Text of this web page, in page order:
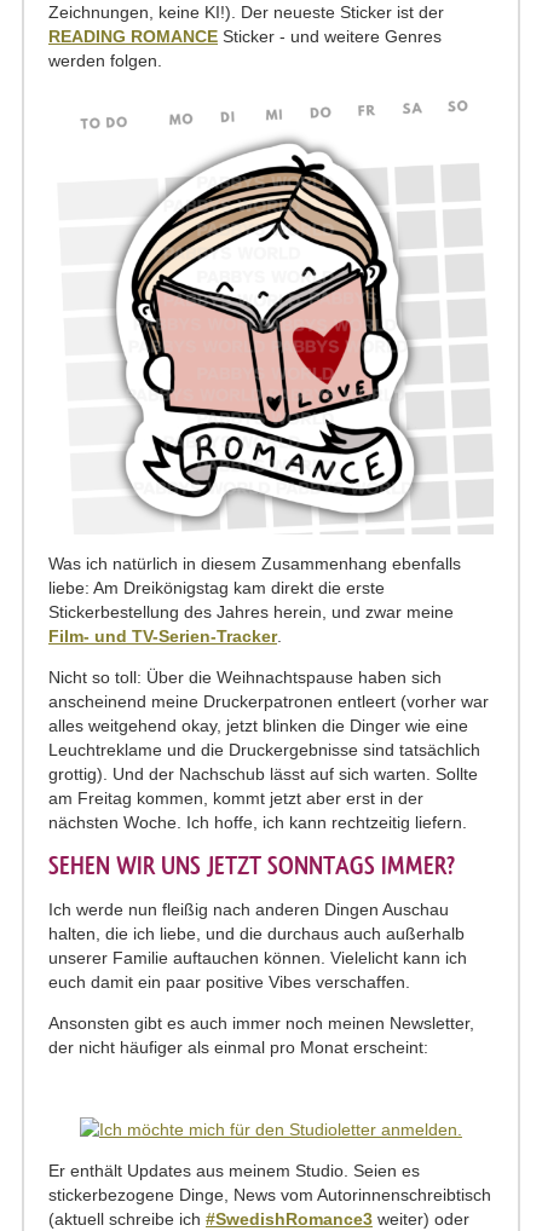
Zeichnungen, keine KI!). Der neueste Sticker ist der
READING ROMANCE Sticker - und weitere Genres
werden folgen.
Was ich natürlich in diesem Zusammenhang ebenfalls
liebe: Am Dreikönigstag kam direkt die erste
Stickerbestellung des Jahres herein, und zwar meine
Film- und TV-Serien-Tracker.
Nicht so toll: Über die Weihnachtspause haben sich
anscheinend meine Druckerpatronen entleert (vorher war
alles weitgehend okay, jetzt blinken die Dinger wie eine
Leuchtreklame und die Druckergebnisse sind tatsächlich
grottig). Und der Nachschub lässt auf sich warten. Sollte
am Freitag kommen, kommt jetzt aber erst in der
nächsten Woche. Ich hoffe, ich kann rechtzeitig liefern.
SEHEN WIR UNS JETZT SONNTAGS IMMER?
Ich werde nun fleißig nach anderen Dingen Auschau
halten, die ich liebe, und die durchaus auch außerhalb
unserer Familie auftauchen können. Vielelicht kann ich
euch damit ein paar positive Vibes verschaffen.
Ansonsten gibt es auch immer noch meinen Newsletter,
der nicht häufiger als einmal pro Monat erscheint:
Er enthält Updates aus meinem Studio. Seien es
stickerbezogene Dinge, News vom Autorinnenschreibtisch
(aktuell schreibe ich #SwedishRomance3 weiter) oder